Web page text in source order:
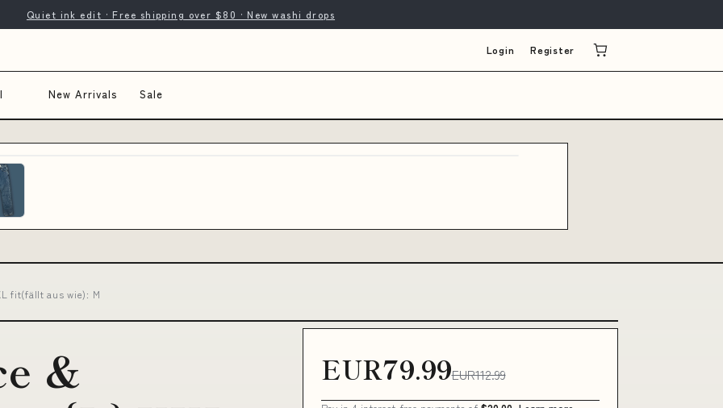
Quiet ink edit · Free shipping over $80 · New washi drops
Login Register
New Arrivals Sale
fit(fällt aus wie): M
&
EUR79.99EUR112.99